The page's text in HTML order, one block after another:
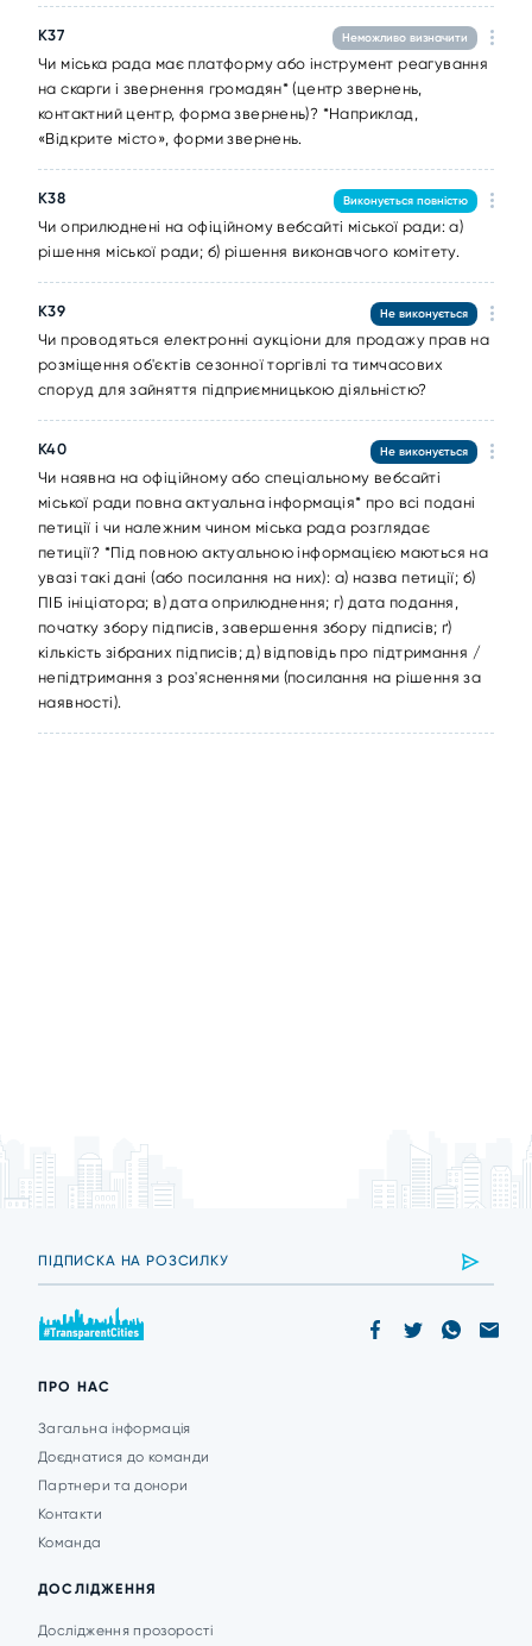
К37
Чи міська рада має платформу або інструмент реагування
на скарги і звернення громадян* (центр звернень,
контактний центр, форма звернень)? *Наприклад,
«Відкрите місто», форми звернень.
Неможливо визначити
К38
Чи оприлюднені на офіційному вебсайті міської ради: а)
рішення міської ради; б) рішення виконавчого комітету.
Виконується повністю
К39
Чи проводяться електронні аукціони для продажу прав на
розміщення об'єктів сезонної торгівлі та тимчасових
споруд для зайняття підприємницькою діяльністю?
Не виконується
К40
Чи наявна на офіційному або спеціальному вебсайті
міської ради повна актуальна інформація* про всі подані
петиції і чи належним чином міська рада розглядає
петиції? *Під повною актуальною інформацією маються на
увазі такі дані (або посилання на них): а) назва петиції; б)
ПІБ ініціатора; в) дата оприлюднення; г) дата подання,
початку збору підписів, завершення збору підписів; ґ)
кількість зібраних підписів; д) відповідь про підтримання /
непідтримання з роз'ясненнями (посилання на рішення за
наявності).
Не виконується
ПРО НАС
Загальна інформація
Доєднатися до команди
Партнери та донори
Контакти
Команда
ДОСЛІДЖЕННЯ
Дослідження прозорості